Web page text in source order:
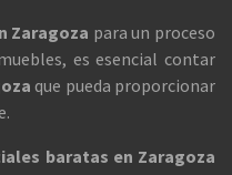
Zaragoza para un proceso
es esencial contar
que pueda proporcionar
baratas en Zaragoza